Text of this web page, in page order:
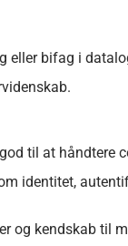
eller bifag i
til at håndtere
identitet,
og kendskab til